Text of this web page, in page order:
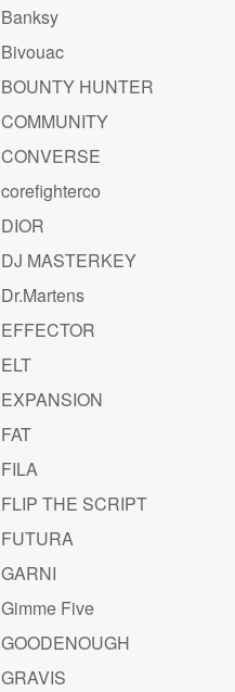
Banksy
Bivouac
BOUNTY HUNTER
COMMUNITY
CONVERSE
corefighterco
DIOR
DJ MASTERKEY
Dr.Martens
EFFECTOR
ELT
EXPANSION
FAT
FILA
FLIP THE SCRIPT
FUTURA
GARNI
Gimme Five
GOODENOUGH
GRAVIS